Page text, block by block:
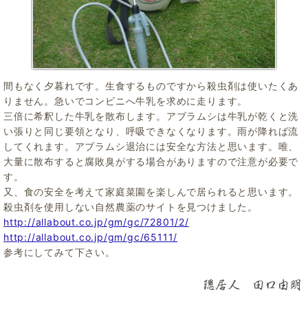
間もなく夕暮れです。生食するものですから殺虫剤は使いたくあ
りません。急いでコンビニへ牛乳を求めに走ります。
三倍に希釈した牛乳を散布します。アブラムシは牛乳が乾くと洗
い張りと同じ要領となり、呼吸できなくなります。雨が降れば流
してくれます。アブラムシ退治には安全な方法と思います。唯、
大量に散布すると腐敗臭がする場合がありますので注意が必要で
す。
又、食の安全を考えて家庭菜園を楽しんで居られると思います。
殺虫剤を使用しない自然農薬のサイトを見つけました。
http://allabout.co.jp/gm/gc/72801/2/
http://allabout.co.jp/gm/gc/65111/
参考にしてみて下さい。